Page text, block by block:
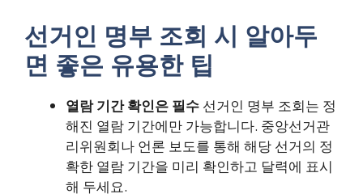
선거인 명부 조회 시 알아두
면 좋은 유용한 팁
열람 기간 확인은 필수 선거인 명부 조회는 정
해진 열람 기간에만 가능합니다. 중앙선거관
리위원회나 언론 보도를 통해 해당 선거의 정
확한 열람 기간을 미리 확인하고 달력에 표시
해 두세요.